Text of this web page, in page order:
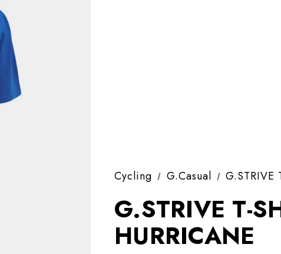
Cycling G.Casual G.STRIVE
G.STRIVE T-
HURRICANE